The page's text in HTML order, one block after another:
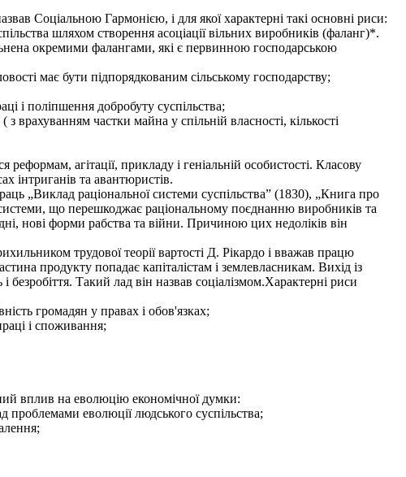
Соціальною Гармонією, і для якої характерні такі основні риси:
шляхом створення асоціації вільних виробників (фаланг)*.
окремими фалангами, які є первинною господарською
має бути підпорядкованим сільському господарству;
і поліпшення добробуту суспільства;
врахуванням частки майна у спільній власності, кількості
агітації, прикладу і геніальній особистості. Класову
інтриганів та авантюристів.
„Виклад раціональної системи суспільства” (1830), „Книга про
що перешкоджає раціональному поєднанню виробників та
нові форми рабства та війни. Причиною цих недоліків він
трудової теорії вартості Д. Рікардо і вважав працю
продукту попадає капіталістам і землевласникам. Вихід із
і безробіття. Такий лад він назвав соціалізмом.Характерні риси
громадян у правах і обов'язках;
і споживання;
вплив на еволюцію економічної думки:
проблемами еволюції людського суспільства;